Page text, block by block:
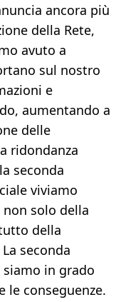
ancora più
della Rete,
avuto a
sul nostro
e
aumentando a
delle
ridondanza
seconda
viviamo
non solo della
della
seconda
in grado
le conseguenze.